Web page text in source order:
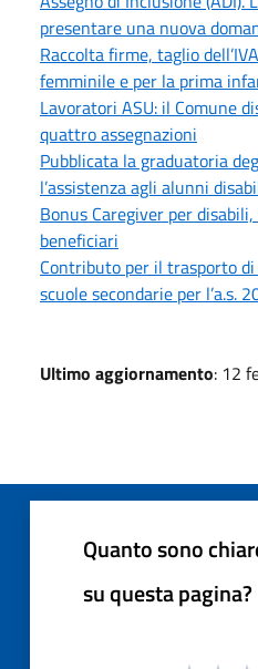
presentare una nuova
Raccolta firme, taglio
femminile e per la prima
Lavoratori ASU: il Comune
quattro assegnazioni
Pubblicata la graduatoria
l’assistenza agli alunni
Bonus Caregiver per
beneficiari
Contributo per il trasporto
scuole secondarie per l’a.s.
Ultimo aggiornamento: 12
Quanto sono
su questa pagina?